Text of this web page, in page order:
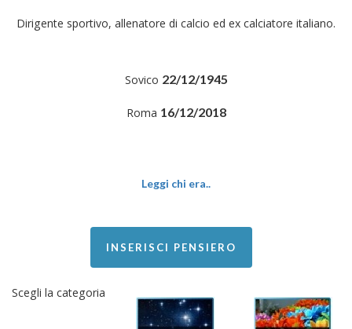
Dirigente sportivo, allenatore di calcio ed ex calciatore italiano.
Sovico 22/12/1945
Roma 16/12/2018
Leggi chi era..
INSERISCI PENSIERO
Scegli la categoria